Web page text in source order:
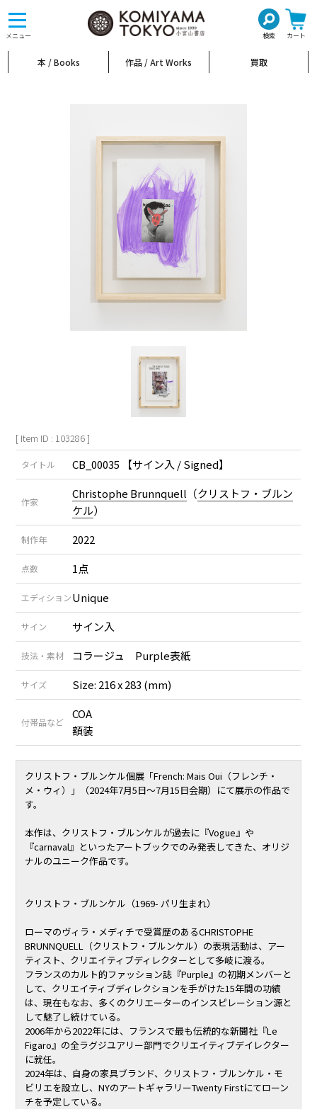
メニュー 検索 カート
toggle
navigation
本 / Books 作品 / Art Works 買取
[ Item ID : 103286 ]
タイトル CB_00035 【サイン入 / Signed】
作家
Christophe Brunnquell （クリストフ・ブルン
ケル）
制作年 2022
点数 1点
エディションUnique
サイン サイン入
技法・素材 コラージュ Purple表紙
サイズ Size: 216 x 283 (mm)
付帯品など
COA
額装
クリストフ・ブルンケル個展 「French: Mais Oui（フレンチ・
メ・ウィ）」（2024年7月5日〜7月15日会期） にて展示の作品で
す。
本作は、クリストフ・ブルンケルが過去に『Vogue』や
『carnaval』といったアートブックでのみ発表してきた、オリジ
ナルのユニーク作品です。
クリストフ・ブルンケル（1969- パリ生まれ）
ローマのヴィラ・メディチで受賞歴のあるCHRISTOPHE
BRUNNQUELL（クリストフ・ブルンケル）の表現活動は、アー
ティスト、クリエイティブディレクターとして多岐に渡る。
フランスのカルト的ファッション誌『Purple』の初期メンバーと
して、クリエイティブディレクションを手がけた15年間の功績
は、現在もなお、多くのクリエーターのインスピレーション源と
して魅了し続けている。
2006年から2022年には、フランスで最も伝統的な新聞社『Le
Figaro』の全ラグジユアリー部門でクリエイティブデイレクター
に就任。
2024年は、自身の家具ブランド、クリストフ・ブルンケル・モ
ビリエを設立し、NYのアートギャラリーTwenty Firstにてローン
チを予定している。